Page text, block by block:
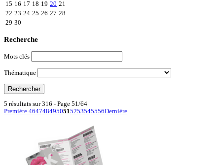
15 16 17 18 19 20 21
22 23 24 25 26 27 28
29 30
Recherche
Mots clés
Thématique
5 résultats sur 316 - Page 51/64
Première 4647484950515253545556Dernière